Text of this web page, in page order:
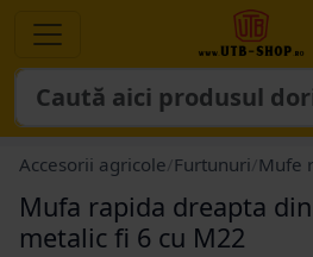
Accesorii agricole Furtunuri Mufe
Mufa rapida dreapta
metalic fi 6 cu M22